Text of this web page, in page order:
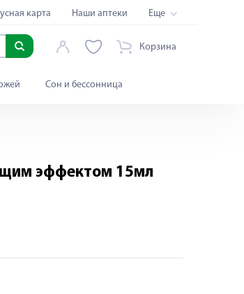
карта Наши аптеки Еще
Корзина
Сон и бессонница
эффектом 15мл